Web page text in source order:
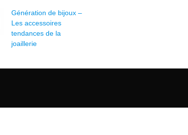
Génération de bijoux –
Les accessoires
tendances de la
joaillerie